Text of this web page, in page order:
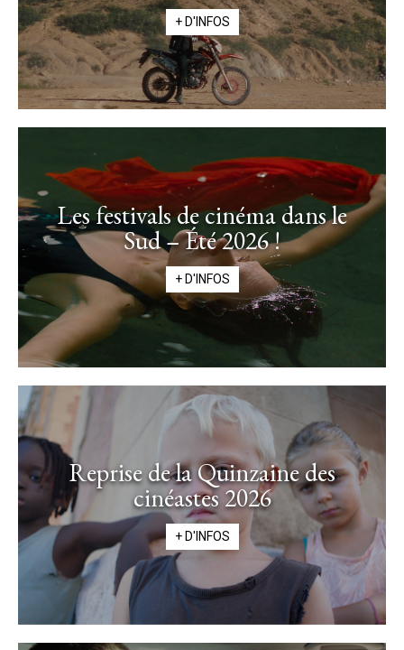
+ D'INFOS
Les festivals de cinéma dans le
Sud – Été 2026 !
+ D'INFOS
Reprise de la Quinzaine des
cinéastes 2026
+ D'INFOS